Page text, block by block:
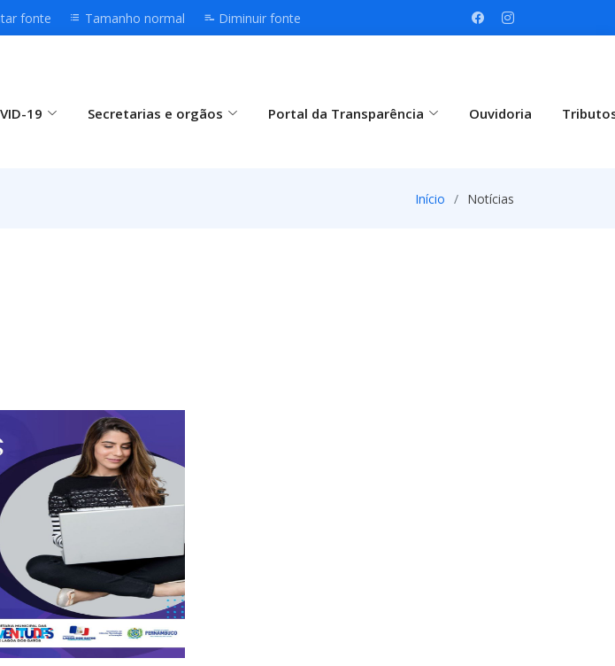
fonte Tamanho normal Diminuir fonte
19 Secretarias e orgãos Portal da Transparência Ouvidoria
Início Notícias